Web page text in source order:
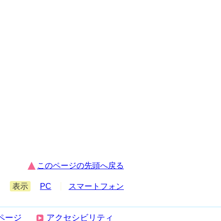
このページの先頭へ戻る
表示 PC スマートフォン
ージ アクセシビリティ